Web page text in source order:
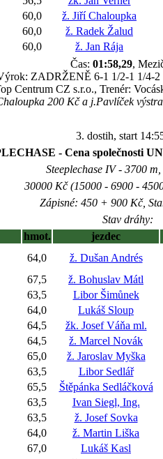
60,0 ž. Jiří Chaloupka
60,0 ž. Radek Žalud
60,0 ž. Jan Rája
Čas: 01:58,29,
ZADRŽENĚ 6-1 1/2-1 1/4-2
Centrum CZ s.r.o., Trenér:
200 Kč a j.Pavlíček
3. dostih, start
- Cena společnosti
Steeplechase IV - 3700
30000 Kč (15000 - 6900 -
Zápisné: 450 + 900 Kč,
Stav dráhy:
hmot. jezdec
64,0 ž. Dušan Andrés
67,5 ž. Bohuslav Mátl
63,5 Libor Šimůnek
64,0 Lukáš Sloup
64,5 žk. Josef Váňa ml.
64,5 ž. Marcel Novák
65,0 ž. Jaroslav Myška
63,5 Libor Sedlář
65,5 Štěpánka Sedláčková
63,5 Ivan Siegl, Ing.
63,5 ž. Josef Sovka
64,0 ž. Martin Liška
67,0 Lukáš Kasl